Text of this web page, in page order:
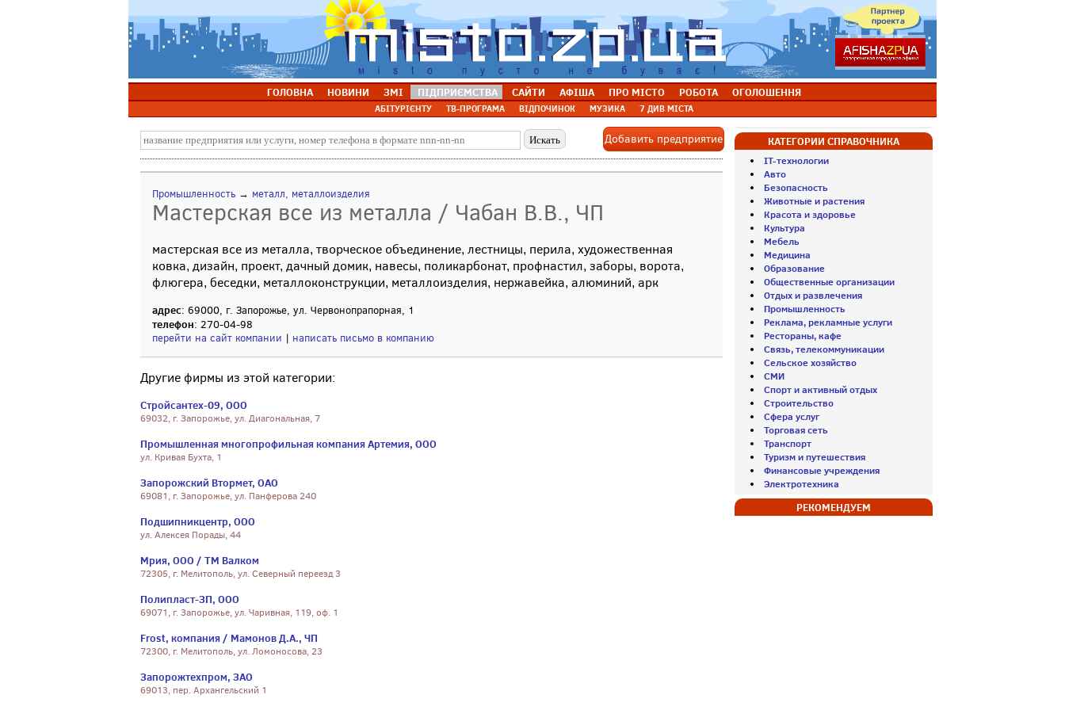
ГОЛОВНА НОВИНИ ЗМІ ПІДПРИЄМСТВА САЙТИ АФІША ПРО МІСТО РОБОТА ОГОЛОШЕННЯ
АБІТУРІЄНТУ ТВ-ПРОГРАМА ВІДПОЧИНОК МУЗИКА 7 ДИВ МІСТА
Добавить предприятие
Промышленность → металл, металлоизделия
Мастерская все из металла / Чабан В.В., ЧП
мастерская все из металла, творческое объединение, лестницы, перила, художественная
ковка, дизайн, проект, дачный домик, навесы, поликарбонат, профнастил, заборы, ворота,
флюгера, беседки, металлоконструкции, металлоизделия, нержавейка, алюминий, арк
адрес: 69000, г. Запорожье, ул. Червонопрапорная, 1
телефон: 270-04-98
перейти на сайт компании | написать письмо в компанию
Другие фирмы из этой категории:
Стройсантех-09, ООО
69032, г. Запорожье, ул. Диагональная, 7
Промышленная многопрофильная компания Артемия, ООО
ул. Кривая Бухта, 1
Запорожский Втормет, ОАО
69081, г. Запорожье, ул. Панферова 240
Подшипникцентр, ООО
ул. Алексея Порады, 44
Мрия, ООО / ТМ Валком
72305, г. Мелитополь, ул. Северный переезд 3
Полипласт-ЗП, ООО
69071, г. Запорожье, ул. Чаривная, 119, оф. 1
Frost, компания / Мамонов Д.А., ЧП
72300, г. Мелитополь, ул. Ломоносова, 23
Запорожтехпром, ЗАО
69013, пер. Архангельский 1
КАТЕГОРИИ СПРАВОЧНИКА
IT-технологии
Авто
Безопасность
Животные и растения
Красота и здоровье
Культура
Мебель
Медицина
Образование
Общественные организации
Отдых и развлечения
Промышленность
Реклама, рекламные услуги
Рестораны, кафе
Связь, телекоммуникации
Сельское хозяйство
СМИ
Спорт и активный отдых
Строительство
Сфера услуг
Торговая сеть
Транспорт
Туризм и путешествия
Финансовые учреждения
Электротехника
РЕКОМЕНДУЕМ